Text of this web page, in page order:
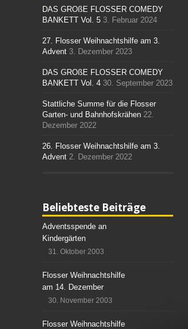
DAS GROßE FLOSSER COMEDY
BANKETT Vol. 5 3. Februar 2024
27. Flosser Weihnachtshilfe am 3.
Advent 3. Dezember 2023
DAS GROßE FLOSSER COMEDY
BANKETT Vol. 4 30. September 2023
Stattliche Summe für die Flosser
Garten- und Bahnhofskrähen 22.
Dezember 2022
26. Flosser Weihnachtshilfe am 3.
Advent 2. Dezember 2022
Beliebteste Beiträge
Adventsspende an
Kindergärten
31. Oktober 2003
Flosser Weihnachtshilfe
am 14. Dezember
30. November 2003
Flosser Weihnachtshilfe